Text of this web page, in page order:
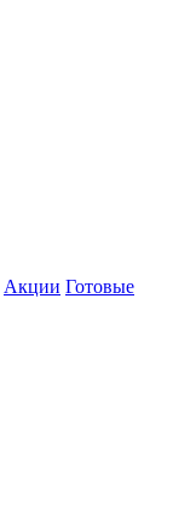
Акции Готовые